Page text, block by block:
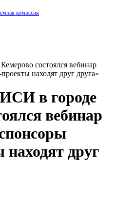
комиссия
состоялся вебинар
находят друг друга»
в городе
вебинар
друг